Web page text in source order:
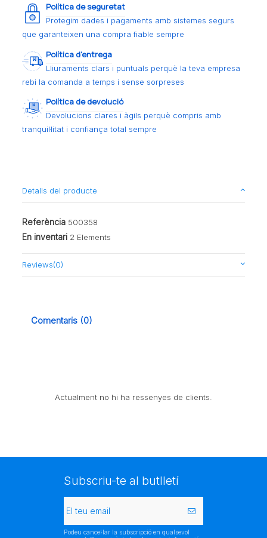
Política de seguretat
Protegim dades i pagaments amb sistemes segurs
que garanteixen una compra fiable sempre
Política d’entrega
Lliuraments clars i puntuals perquè la teva empresa
rebi la comanda a temps i sense sorpreses
Política de devolució
Devolucions clares i àgils perquè compris amb
tranquil·litat i confiança total sempre
Detalls del producte
Referència 500358
En inventari 2 Elements
Reviews(0)
Comentaris (0)
Actualment no hi ha ressenyes de clients.
Subscriu-te al butlletí
Podeu cancel·lar la subscripció en qualsevol